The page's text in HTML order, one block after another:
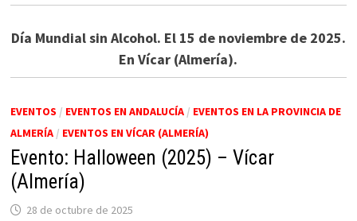
Día Mundial sin Alcohol. El 15 de noviembre de 2025.
En Vícar (Almería).
EVENTOS / EVENTOS EN ANDALUCÍA/ EVENTOS EN LA PROVINCIA DE
ALMERÍA/ EVENTOS EN VÍCAR (ALMERÍA)
Evento: Halloween (2025) – Vícar
(Almería)
28 de octubre de 2025